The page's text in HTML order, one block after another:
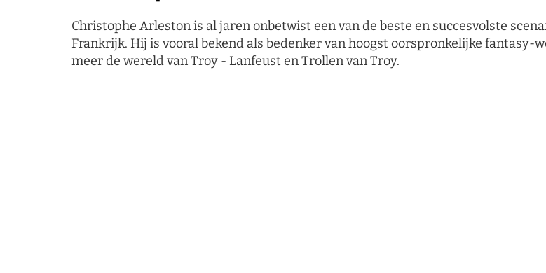
Christophe Arleston is al jaren onbetwist een van de beste en succesvolste
Frankrijk. Hij is vooral bekend als bedenker van hoogst oorspronkelijke fantasy-
meer de wereld van Troy - Lanfeust en Trollen van Troy.